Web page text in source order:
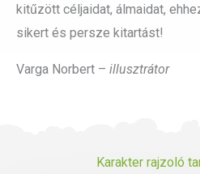
kitűzött céljaidat, álmaidat,
sikert és persze kitartást!
Varga Norbert – illusztrátor
Karakter rajzoló